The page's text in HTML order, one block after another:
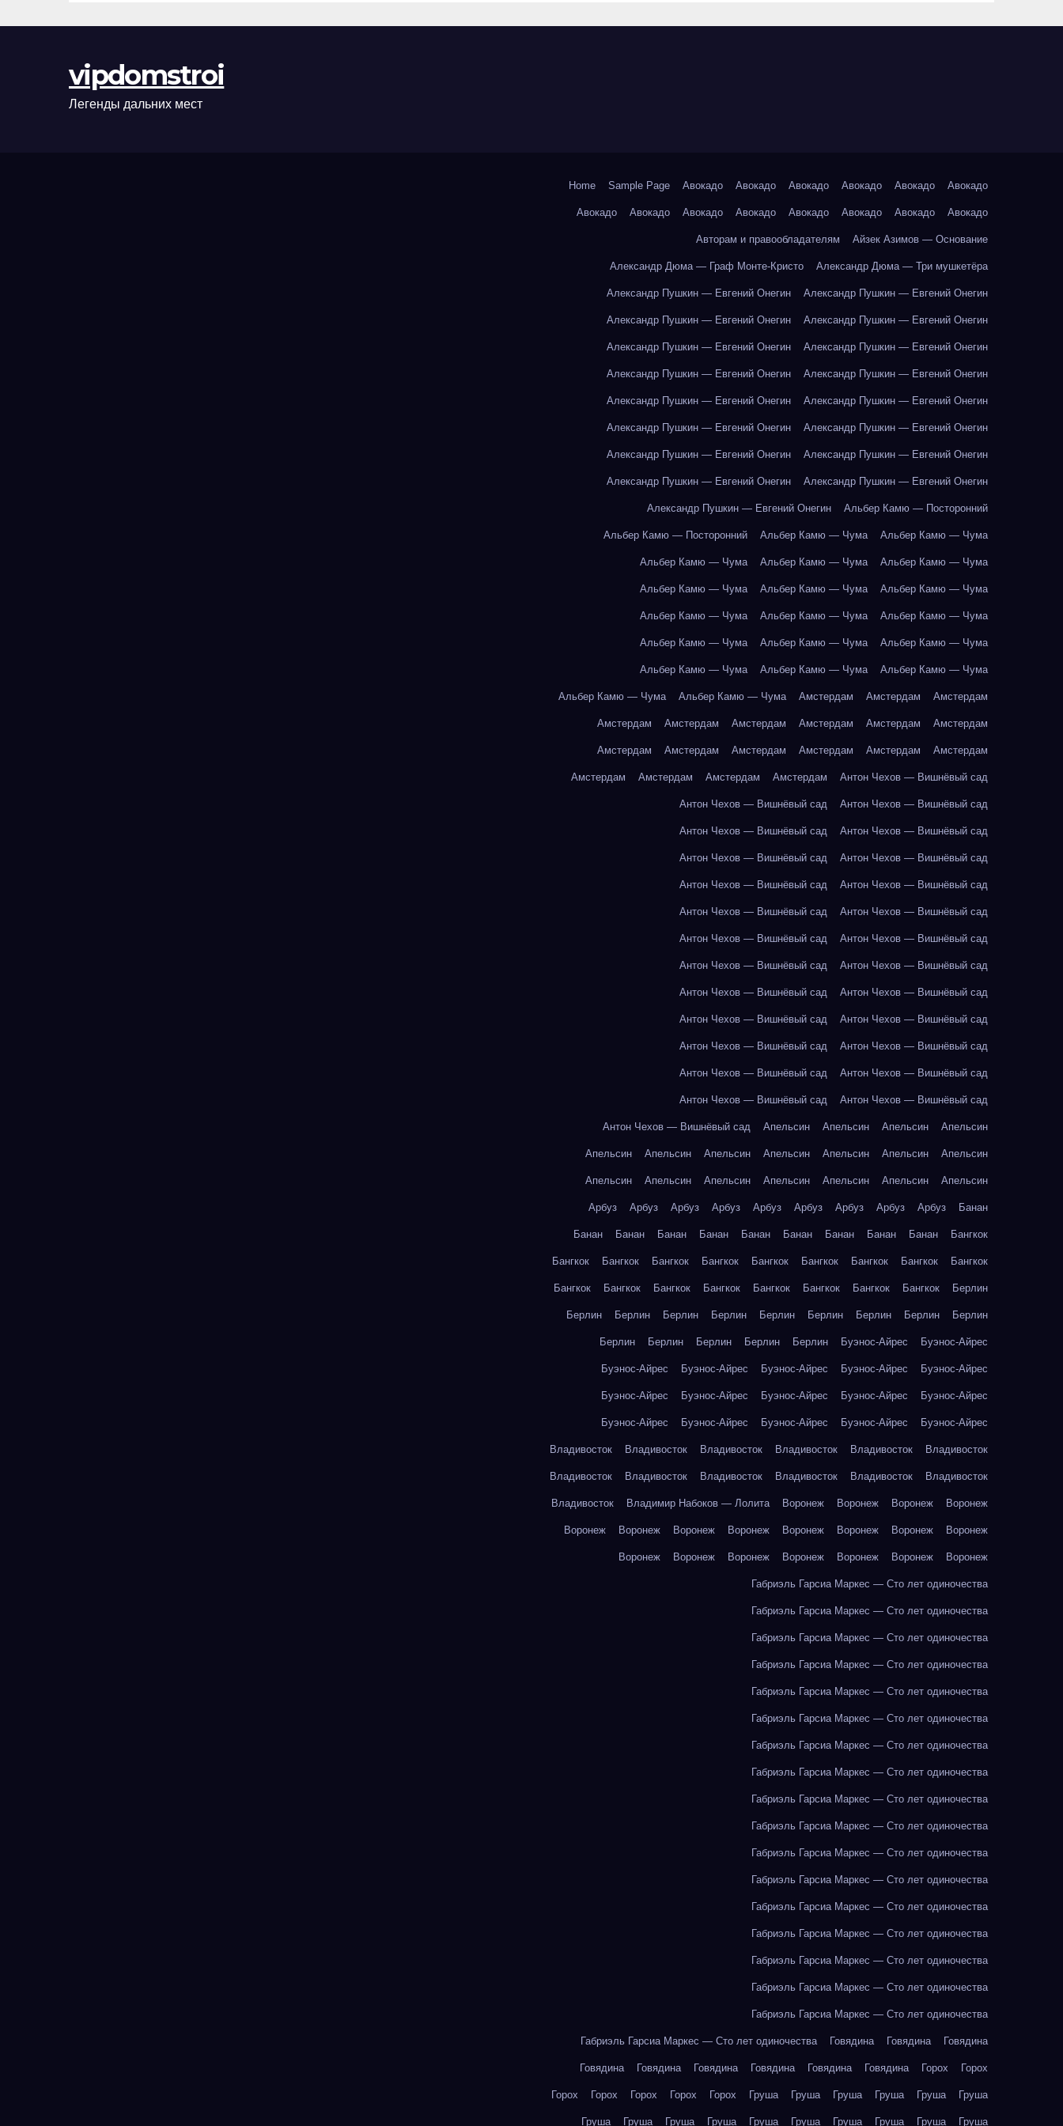
оформления
рыночные
ориентиры
vipdomstroi
Легенды дальних мест
Home Sample Page Авокадо Авокадо Авокадо Авокадо Авокадо Авокадо
Авокадо Авокадо Авокадо Авокадо Авокадо Авокадо Авокадо Авокадо
Авторам и правообладателям Айзек Азимов — Основание
Александр Дюма — Граф Монте-Кристо Александр Дюма — Три мушкетёра
Александр Пушкин — Евгений Онегин Александр Пушкин — Евгений Онегин
Александр Пушкин — Евгений Онегин Александр Пушкин — Евгений Онегин
Александр Пушкин — Евгений Онегин Александр Пушкин — Евгений Онегин
Александр Пушкин — Евгений Онегин Александр Пушкин — Евгений Онегин
Александр Пушкин — Евгений Онегин Александр Пушкин — Евгений Онегин
Александр Пушкин — Евгений Онегин Александр Пушкин — Евгений Онегин
Александр Пушкин — Евгений Онегин Александр Пушкин — Евгений Онегин
Александр Пушкин — Евгений Онегин Александр Пушкин — Евгений Онегин
Александр Пушкин — Евгений Онегин Альбер Камю — Посторонний
Альбер Камю — Посторонний Альбер Камю — Чума Альбер Камю — Чума
Альбер Камю — Чума Альбер Камю — Чума Альбер Камю — Чума
Альбер Камю — Чума Альбер Камю — Чума Альбер Камю — Чума
Альбер Камю — Чума Альбер Камю — Чума Альбер Камю — Чума
Альбер Камю — Чума Альбер Камю — Чума Альбер Камю — Чума
Альбер Камю — Чума Альбер Камю — Чума Альбер Камю — Чума
Альбер Камю — Чума Альбер Камю — Чума Амстердам Амстердам Амстердам
Амстердам Амстердам Амстердам Амстердам Амстердам Амстердам
Амстердам Амстердам Амстердам Амстердам Амстердам Амстердам
Амстердам Амстердам Амстердам Амстердам Антон Чехов — Вишнёвый сад
Антон Чехов — Вишнёвый сад Антон Чехов — Вишнёвый сад
Антон Чехов — Вишнёвый сад Антон Чехов — Вишнёвый сад
Антон Чехов — Вишнёвый сад Антон Чехов — Вишнёвый сад
Антон Чехов — Вишнёвый сад Антон Чехов — Вишнёвый сад
Антон Чехов — Вишнёвый сад Антон Чехов — Вишнёвый сад
Антон Чехов — Вишнёвый сад Антон Чехов — Вишнёвый сад
Антон Чехов — Вишнёвый сад Антон Чехов — Вишнёвый сад
Антон Чехов — Вишнёвый сад Антон Чехов — Вишнёвый сад
Антон Чехов — Вишнёвый сад Антон Чехов — Вишнёвый сад
Антон Чехов — Вишнёвый сад Антон Чехов — Вишнёвый сад
Антон Чехов — Вишнёвый сад Антон Чехов — Вишнёвый сад
Антон Чехов — Вишнёвый сад Антон Чехов — Вишнёвый сад
Антон Чехов — Вишнёвый сад Апельсин Апельсин Апельсин Апельсин
Апельсин Апельсин Апельсин Апельсин Апельсин Апельсин Апельсин
Апельсин Апельсин Апельсин Апельсин Апельсин Апельсин Апельсин
Арбуз Арбуз Арбуз Арбуз Арбуз Арбуз Арбуз Арбуз Арбуз Банан
Банан Банан Банан Банан Банан Банан Банан Банан Банан Бангкок
Бангкок Бангкок Бангкок Бангкок Бангкок Бангкок Бангкок Бангкок Бангкок
Бангкок Бангкок Бангкок Бангкок Бангкок Бангкок Бангкок Бангкок Берлин
Берлин Берлин Берлин Берлин Берлин Берлин Берлин Берлин Берлин
Берлин Берлин Берлин Берлин Берлин Буэнос-Айрес Буэнос-Айрес
Буэнос-Айрес Буэнос-Айрес Буэнос-Айрес Буэнос-Айрес Буэнос-Айрес
Буэнос-Айрес Буэнос-Айрес Буэнос-Айрес Буэнос-Айрес Буэнос-Айрес
Буэнос-Айрес Буэнос-Айрес Буэнос-Айрес Буэнос-Айрес Буэнос-Айрес
Владивосток Владивосток Владивосток Владивосток Владивосток Владивосток
Владивосток Владивосток Владивосток Владивосток Владивосток Владивосток
Владивосток Владимир Набоков — Лолита Воронеж Воронеж Воронеж Воронеж
Воронеж Воронеж Воронеж Воронеж Воронеж Воронеж Воронеж Воронеж
Воронеж Воронеж Воронеж Воронеж Воронеж Воронеж Воронеж
Габриэль Гарсиа Маркес — Сто лет одиночества
Габриэль Гарсиа Маркес — Сто лет одиночества
Габриэль Гарсиа Маркес — Сто лет одиночества
Габриэль Гарсиа Маркес — Сто лет одиночества
Габриэль Гарсиа Маркес — Сто лет одиночества
Габриэль Гарсиа Маркес — Сто лет одиночества
Габриэль Гарсиа Маркес — Сто лет одиночества
Габриэль Гарсиа Маркес — Сто лет одиночества
Габриэль Гарсиа Маркес — Сто лет одиночества
Габриэль Гарсиа Маркес — Сто лет одиночества
Габриэль Гарсиа Маркес — Сто лет одиночества
Габриэль Гарсиа Маркес — Сто лет одиночества
Габриэль Гарсиа Маркес — Сто лет одиночества
Габриэль Гарсиа Маркес — Сто лет одиночества
Габриэль Гарсиа Маркес — Сто лет одиночества
Габриэль Гарсиа Маркес — Сто лет одиночества
Габриэль Гарсиа Маркес — Сто лет одиночества
Габриэль Гарсиа Маркес — Сто лет одиночества Говядина Говядина Говядина
Говядина Говядина Говядина Говядина Говядина Говядина Горох Горох
Горох Горох Горох Горох Горох Груша Груша Груша Груша Груша Груша
Груша Груша Груша Груша Груша Груша Груша Груша Груша Груша